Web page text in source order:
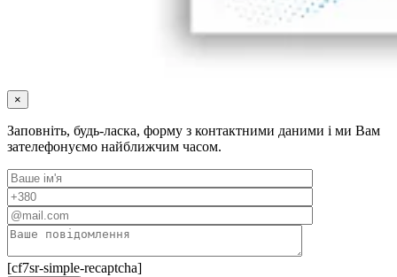
×
Заповніть, будь-ласка, форму з контактними даними і ми Вам
зателефонуємо найближчим часом.
[cf7sr-simple-recaptcha]